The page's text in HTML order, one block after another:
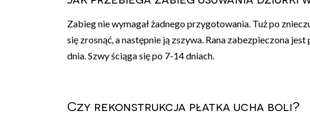
Zabieg nie wymagał żadnego przygotowania. Tuż po
się zrosnąć, a następnie ją zszywa. Rana zabezpieczona
dnia. Szwy ściąga się po 7-14 dniach.
Czy rekonstrukcja płatka ucha boli?